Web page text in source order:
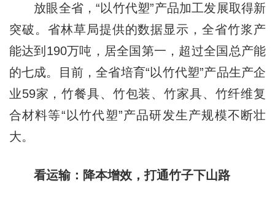
放眼全省，“以竹代塑”产品加工发展取得新
突破。省林草局提供的数据显示，全省竹浆产
能达到190万吨，居全国第一，超过全国总产能
的七成。目前，全省培育“以竹代塑”产品生产企
业59家，竹餐具、竹包装、竹家具、竹纤维复
合材料等“以竹代塑”产品研发生产规模不断壮
大。
看运输：降本增效，打通竹子下山路